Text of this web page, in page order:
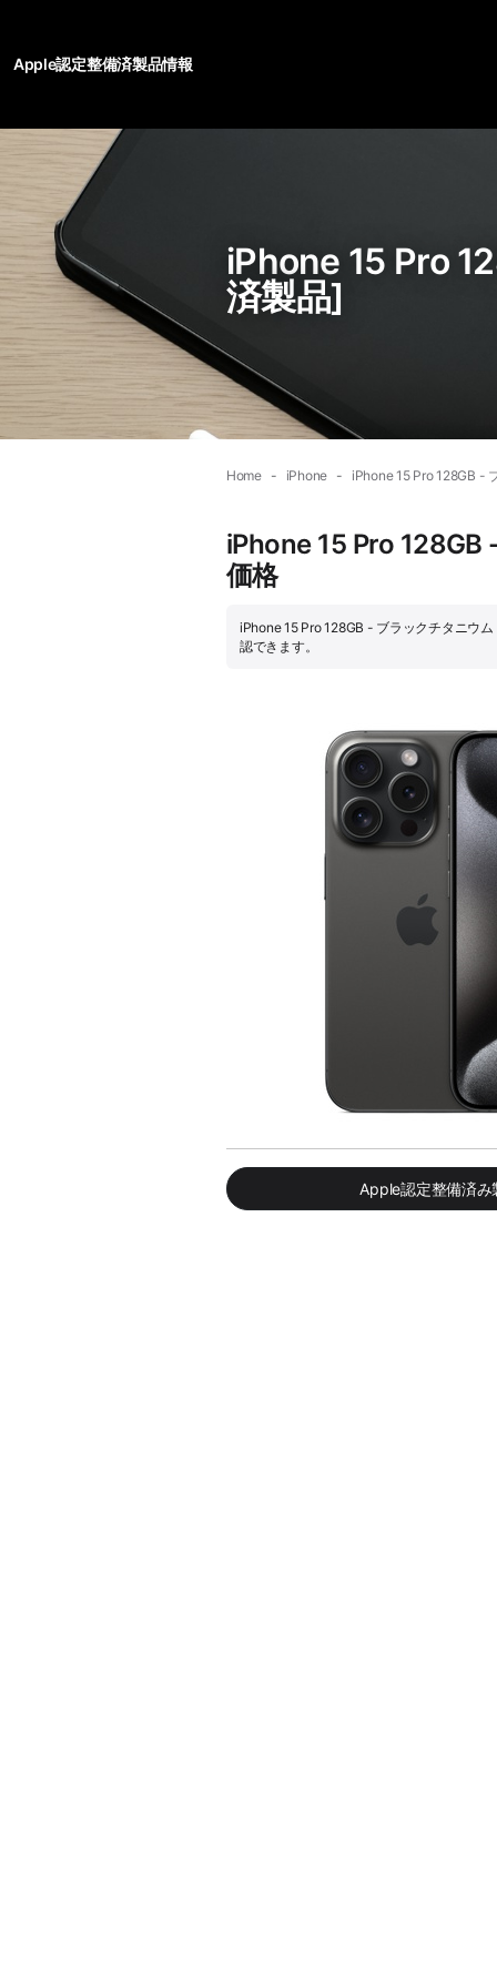
Apple認定整備済製品情報
iPhone 15 Pro
済製品]
Home iPhone iPhone 15 Pro 128GB -
iPhone 15 Pro
価格
iPhone 15 Pro 128GB - ブラックチタニウ
認できます。
Apple認定整備済み